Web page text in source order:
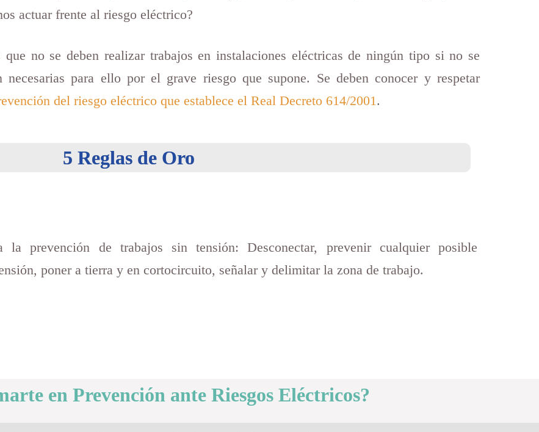
actuar frente al riesgo eléctrico?
no se deben realizar trabajos en instalaciones eléctricas de ningún tipo si no se
para ello por el grave riesgo que supone. Se deben conocer y respetar
del riesgo eléctrico que establece el Real Decreto 614/2001.
5 Reglas de Oro
prevención de trabajos sin tensión: Desconectar, prevenir cualquier posible
poner a tierra y en cortocircuito, señalar y delimitar la zona de trabajo.
en Prevención ante Riesgos Eléctricos?